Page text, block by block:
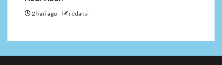
2 hari ago redaksi